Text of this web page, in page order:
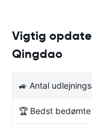
Vigtig
Qingdao
🚙 Antal
🏆 Bedst